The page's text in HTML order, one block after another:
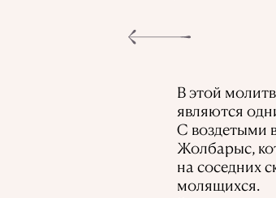
В этой
являются
С воздетыми
Жолбарыс,
на соседних
молящихся.